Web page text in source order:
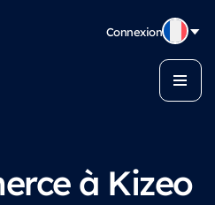
Connexion
à Kizeo